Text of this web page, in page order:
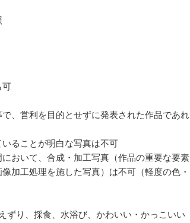
可
、営利を目的とせずに発表された作品であれ
ることが明白な写真は不可
おいて、合成・加工写真（作品の重要な要素
加工処理を施した写真）は不可（軽度の色・
ずり、採食、水浴び、かわいい・かっこいい